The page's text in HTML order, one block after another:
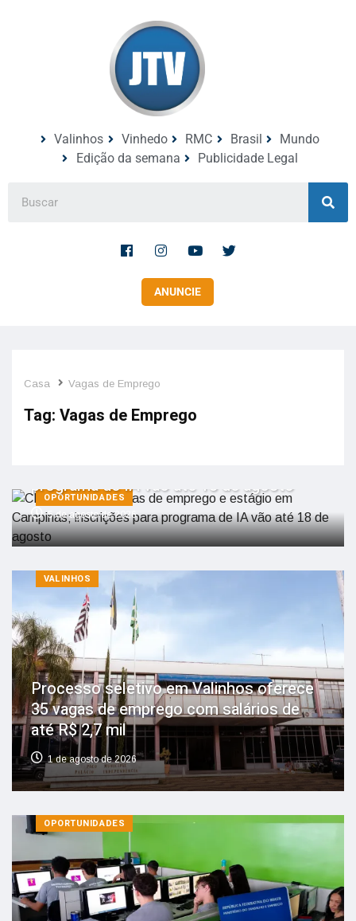
Valinhos Vinhedo RMC Brasil
Mundo
Edição da semana
Publicidade Legal
ANUNCIE
Casa Vagas de Emprego
Tag: Vagas de Emprego
OPORTUNIDADES
programa de IA vão até 18 de agosto
5 de agosto de 2026
VALINHOS
Processo seletivo em Valinhos oferece
35 vagas de emprego com salários de
até R$ 2,7 mil
1 de agosto de 2026
OPORTUNIDADES